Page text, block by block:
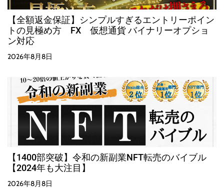
【全額返金保証】シンプルすぎるエントリーポイン
トの見極め方 FX 仮想通貨 バイナリーオプショ
ン対応
2026年8月8日
【1400部突破】令和の新副業NFT転売のバイブル
【2024年も大注目】
2026年8月8日